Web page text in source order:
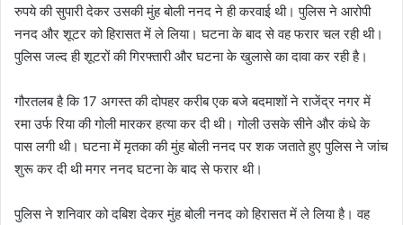
रुपये की सुपारी देकर उसकी मुंह बोली ननद ने ही करवाई थी। पुलिस ने आरोपी
ननद और शूटर को हिरासत में ले लिया। घटना के बाद से वह फरार चल रही थी।
पुलिस जल्द ही शूटरों की गिरफ्तारी और घटना के खुलासे का दावा कर रही है।
गौरतलब है कि 17 अगस्त की दोपहर करीब एक बजे बदमाशों ने राजेंद्र नगर में
रमा उर्फ रिया की गोली मारकर हत्या कर दी थी। गोली उसके सीने और कंधे के
पास लगी थी। घटना में मृतका की मुंह बोली ननद पर शक जताते हुए पुलिस ने जांच
शुरू कर दी थी मगर ननद घटना के बाद से फरार थी।
पुलिस ने शनिवार को दबिश देकर मुंह बोली ननद को हिरासत में ले लिया है। वह